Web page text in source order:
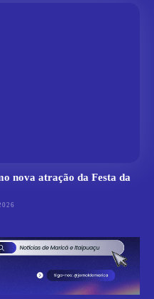
nova atração da Festa da